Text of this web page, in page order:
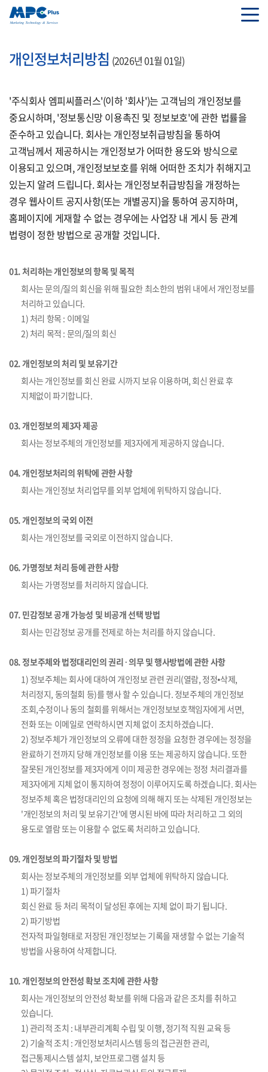
개인정보처리방침 (2026년 01월 01일)
'주식회사 엠피씨플러스'(이하 '회사')는 고객님의 개인정보를
중요시하며, '정보통신망 이용촉진 및 정보보호'에 관한 법률을
준수하고 있습니다. 회사는 개인정보취급방침을 통하여
고객님께서 제공하시는 개인정보가 어떠한 용도와 방식으로
이용되고 있으며, 개인정보보호를 위해 어떠한 조치가 취해지고
있는지 알려 드립니다. 회사는 개인정보취급방침을 개정하는
경우 웹사이트 공지사항(또는 개별공지)을 통하여 공지하며,
홈페이지에 게재할 수 없는 경우에는 사업장 내 게시 등 관계
법령이 정한 방법으로 공개할 것입니다.
01. 처리하는 개인정보의 항목 및 목적
회사는 문의/질의 회신을 위해 필요한 최소한의 범위 내에서 개인정보를
처리하고 있습니다.
1) 처리 항목 : 이메일
2) 처리 목적 : 문의/질의 회신
02. 개인정보의 처리 및 보유기간
회사는 개인정보를 회신 완료 시까지 보유 이용하며, 회신 완료 후
지체없이 파기합니다.
03. 개인정보의 제3자 제공
회사는 정보주체의 개인정보를 제3자에게 제공하지 않습니다.
04. 개인정보처리의 위탁에 관한 사항
회사는 개인정보 처리업무를 외부 업체에 위탁하지 않습니다.
05. 개인정보의 국외 이전
회사는 개인정보를 국외로 이전하지 않습니다.
06. 가명정보 처리 등에 관한 사항
회사는 가명정보를 처리하지 않습니다.
07. 민감정보 공개 가능성 및 비공개 선택 방법
회사는 민감정보 공개를 전제로 하는 처리를 하지 않습니다.
08. 정보주체와 법정대리인의 권리 ∙ 의무 및 행사방법에 관한 사항
1) 정보주체는 회사에 대하여 개인정보 관련 권리(열람, 정정⦁삭제,
처리정지, 동의철회 등)를 행사 할 수 있습니다. 정보주체의 개인정보
조회,수정이나 동의 철회를 위해서는 개인정보보호책임자에게 서면,
전화 또는 이메일로 연락하시면 지체 없이 조치하겠습니다.
2) 정보주체가 개인정보의 오류에 대한 정정을 요청한 경우에는 정정을
완료하기 전까지 당해 개인정보를 이용 또는 제공하지 않습니다. 또한
잘못된 개인정보를 제3자에게 이미 제공한 경우에는 정정 처리결과를
제3자에게 지체 없이 통지하여 정정이 이루어지도록 하겠습니다. 회사는
정보주체 혹은 법정대리인의 요청에 의해 해지 또는 삭제된 개인정보는
'개인정보의 처리 및 보유기간'에 명시된 바에 따라 처리하고 그 외의
용도로 열람 또는 이용할 수 없도록 처리하고 있습니다.
09. 개인정보의 파기절차 및 방법
회사는 정보주체의 개인정보를 외부 업체에 위탁하지 않습니다.
1) 파기절차
회신 완료 등 처리 목적이 달성된 후에는 지체 없이 파기 됩니다.
2) 파기방법
전자적 파일형태로 저장된 개인정보는 기록을 재생할 수 없는 기술적
방법을 사용하여 삭제합니다.
10. 개인정보의 안전성 확보 조치에 관한 사항
회사는 개인정보의 안전성 확보를 위해 다음과 같은 조치를 취하고
있습니다.
1) 관리적 조치 : 내부관리계획 수립 및 이행, 정기적 직원 교육 등
2) 기술적 조치 : 개인정보처리시스템 등의 접근권한 관리,
접근통제시스템 설치, 보안프로그램 설치 등